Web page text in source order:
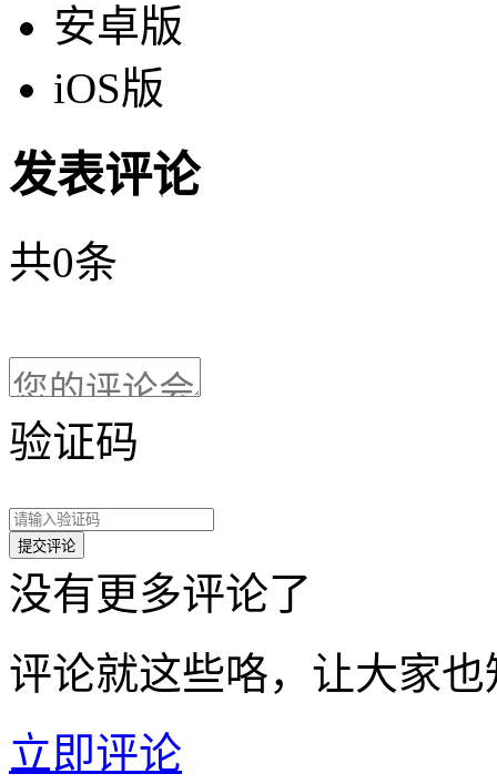
安卓版
iOS版
发表评论
共0条
验证码
没有更多评论了
评论就这些咯，让大家
立即评论